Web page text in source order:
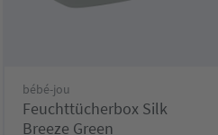
bébé-jou
Feuchttücherbox Silk
Breeze Green